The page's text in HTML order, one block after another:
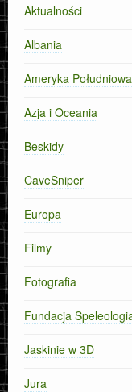
Aktualności
Albania
Ameryka Południowa
Azja i Oceania
Beskidy
CaveSniper
Europa
Filmy
Fotografia
Fundacja
Jaskinie w 3D
Jura